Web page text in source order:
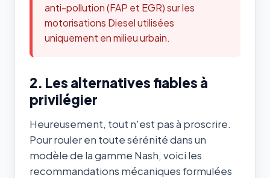
anti-pollution (FAP et EGR) sur les
motorisations Diesel utilisées
uniquement en milieu urbain.
2. Les alternatives fiables à
privilégier
Heureusement, tout n'est pas à proscrire.
Pour rouler en toute sérénité dans un
modèle de la gamme Nash, voici les
recommandations mécaniques formulées